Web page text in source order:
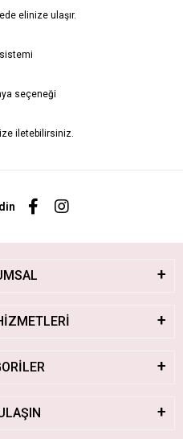
elinize ulaşır.
seçeneği
iletebilirsiniz.